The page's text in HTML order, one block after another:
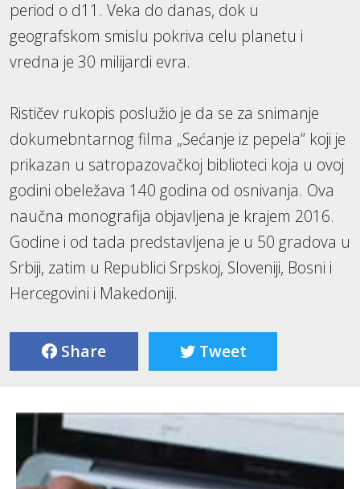
period o d11. Veka do danas, dok u
geografskom smislu pokriva celu planetu i
vredna je 30 milijardi evra.
Rističev rukopis poslužio je da se za snimanje
dokumebntarnog filma „Sećanje iz pepela“ koji je
prikazan u satropazovačkoj biblioteci koja u ovoj
godini obeležava 140 godina od osnivanja. Ova
naučna monografija objavljena je krajem 2016.
Godine i od tada predstavljena je u 50 gradova u
Srbiji, zatim u Republici Srpskoj, Sloveniji, Bosni i
Hercegovini i Makedoniji.
Share Tweet